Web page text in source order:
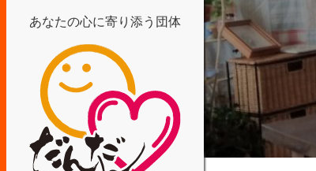
あなたの心に寄り添う団体